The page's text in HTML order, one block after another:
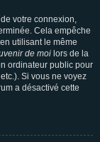
de votre connexion,
Cela empêche
utilisant le même
de moi lors de la
ordinateur public pour
Si vous ne voyez
a désactivé cette